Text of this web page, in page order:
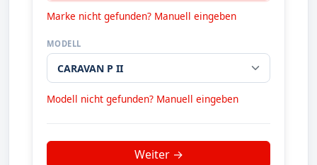
Marke nicht gefunden? Manuell eingeben
MODELL
Modell nicht gefunden? Manuell eingeben